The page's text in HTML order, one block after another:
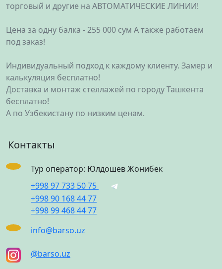
торговый и другие на АВТОМАТИЧЕСКИЕ ЛИНИИ!
Цена за одну балка - 255 000 сум А также работаем
под заказ!
Индивидуальный подход к каждому клиенту. Замер и
калькуляция бесплатно!
Доставка и монтаж стеллажей по городу Ташкента
бесплатно!
А по Узбекистану по низким ценам.
Контакты
Тур оператор: Юлдошев Жонибек
+998 97 733 50 75
+998 90 168 44 77
+998 99 468 44 77
info@barso.uz
@barso.uz